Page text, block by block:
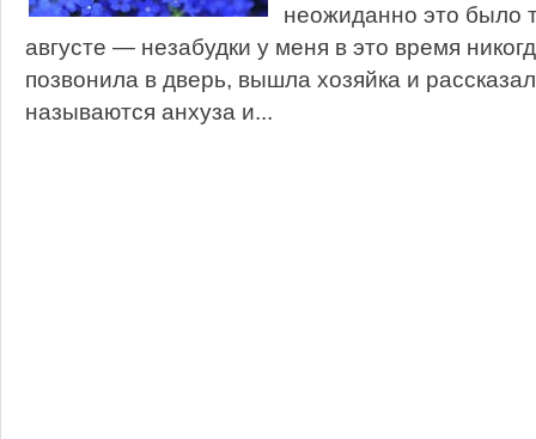
неожиданно это было
августе — незабудки у меня в это время
позвонила в дверь, вышла хозяйка и
называются анхуза и...